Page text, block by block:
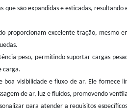
que são expandidas e esticadas,
excelente tração, mesmo
peso, permitindo suportar cargas
carga.
visibilidade e fluxo de ar. Ele fornece
de ar, luz e fluidos, promovendo
para atender a requisitos